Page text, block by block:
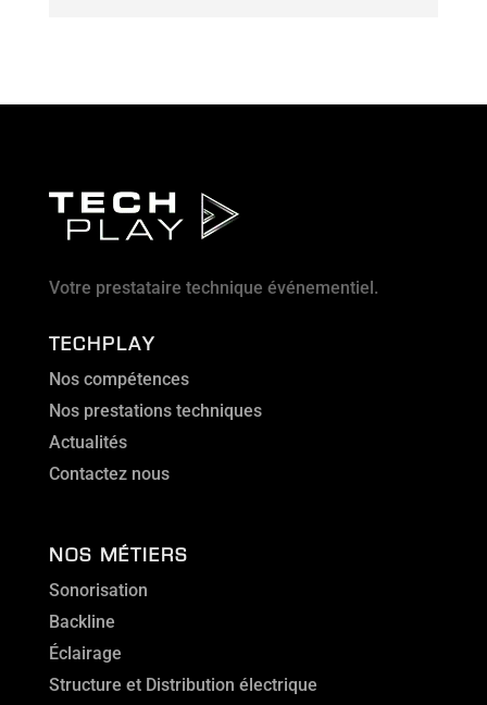
Votre prestataire technique événementiel.
TECHPLAY
Nos compétences
Nos prestations techniques
Actualités
Contactez nous
NOS MÉTIERS
Sonorisation
Backline
Éclairage
Structure et Distribution électrique